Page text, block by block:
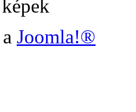
Joomla!®